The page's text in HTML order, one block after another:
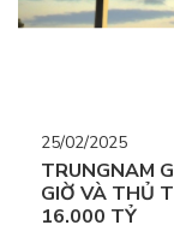
25/02/2025
TRUNGNAM
GIỜ VÀ THỦ
16.000 TỶ